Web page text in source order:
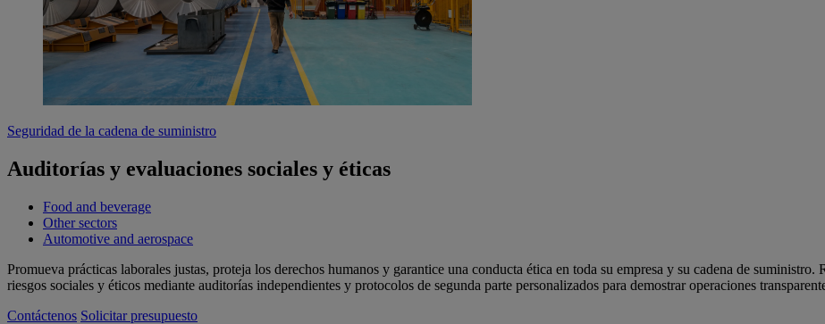
Seguridad de la cadena de suministro
Auditorías y evaluaciones sociales y éticas
Food and beverage
Other sectors
Automotive and aerospace
Promueva prácticas laborales justas, proteja los derechos humanos y garantice una conducta ética en toda su empresa y su cadena de
riesgos sociales y éticos mediante auditorías independientes y protocolos de segunda parte personalizados para demostrar operaciones
Contáctenos Solicitar presupuesto